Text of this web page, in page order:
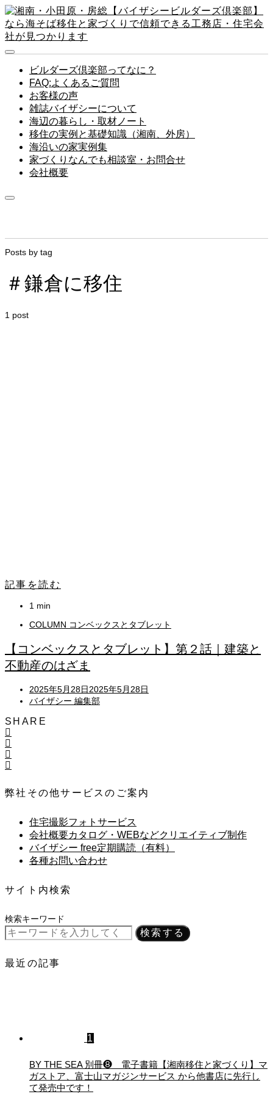
ビルダーズ倶楽部ってなに？
FAQ:よくあるご質問
お客様の声
雑誌バイザシーについて
海辺の暮らし・取材ノート
移住の実例と基礎知識（湘南、外房）
海沿いの家実例集
家づくりなんでも相談室・お問合せ
会社概要
Posts by tag
＃鎌倉に移住
1 post
記事を読む
1 min
COLUMN コンベックスとタブレット
【コンベックスとタブレット】第２話｜建築と
不動産のはざま
Posted
on
2025年5月28日2025年5月28日
バイザシー 編集部
SHARE
弊社その他サービスのご案内
住宅撮影フォトサービス
会社概要カタログ・WEBなどクリエイティブ制作
バイザシー free定期購読（有料）
各種お問い合わせ
サイト内検索
検索キーワード
検索する
最近の記事
1
BY THE SEA 別冊❽ 電子書籍【湘南移住と家づくり】マ
ガストア、富士山マガジンサービス から他書店に先行し
て発売中です！